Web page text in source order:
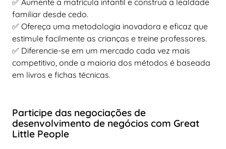
✅ Aumente a matrícula infantil e construa a lealdade
familiar desde cedo.
✅ Ofereça uma metodologia inovadora e eficaz que
estimule facilmente as crianças e treine professores.
✅ Diferencie-se em um mercado cada vez mais
competitivo, onde a maioria dos métodos é baseada
em livros e fichas técnicas.
Participe das negociações de
desenvolvimento de negócios com Great
Little People